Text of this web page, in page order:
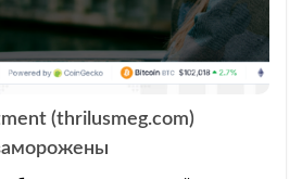
(thrilusmeg.com)